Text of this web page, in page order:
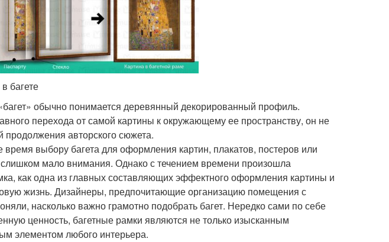
багете
обычно понимается деревянный декорированный профиль.
перехода от самой картины к окружающему ее пространству, он не
продолжения авторского сюжета.
выбору багета для оформления картин, плакатов, постеров или
мало внимания. Однако с течением времени произошла
как одна из главных составляющих эффектного оформления картины и
жизнь. Дизайнеры, предпочитающие организацию помещения с
насколько важно грамотно подобрать багет. Нередко сами по себе
ценность, багетные рамки являются не только изысканным
элементом любого интерьера.